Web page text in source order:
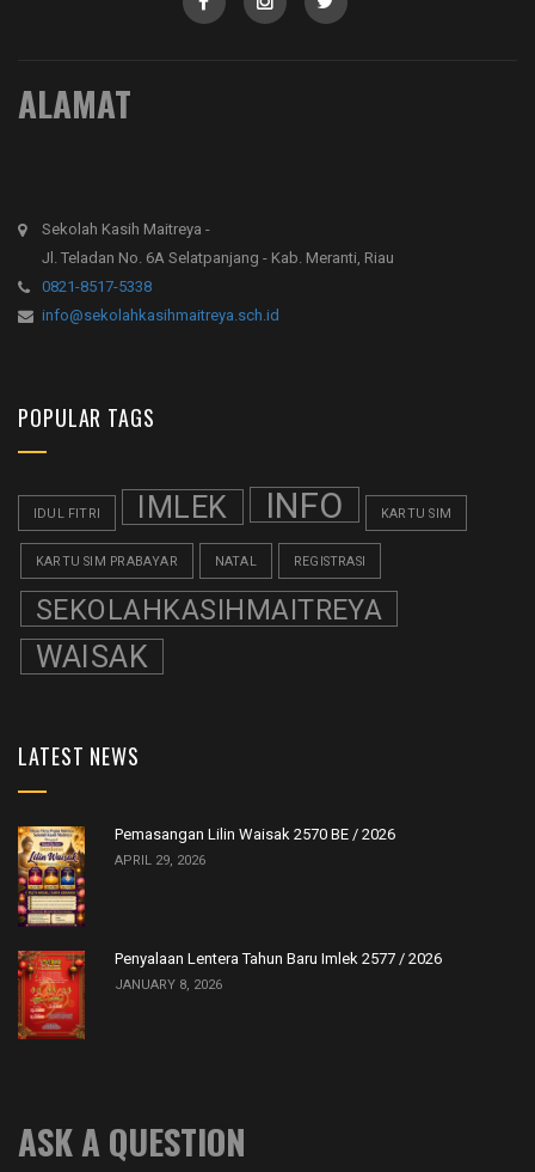
ALAMAT
Sekolah Kasih Maitreya -
Jl. Teladan No. 6A Selatpanjang - Kab. Meranti, Riau
0821-8517-5338
info@sekolahkasihmaitreya.sch.id
POPULAR TAGS
IDUL FITRI IMLEK INFO KARTU SIM
KARTU SIM PRABAYAR NATAL REGISTRASI
SEKOLAHKASIHMAITREYA
WAISAK
LATEST NEWS
Pemasangan Lilin Waisak 2570 BE / 2026
APRIL 29, 2026
Penyalaan Lentera Tahun Baru Imlek 2577 / 2026
JANUARY 8, 2026
ASK A QUESTION